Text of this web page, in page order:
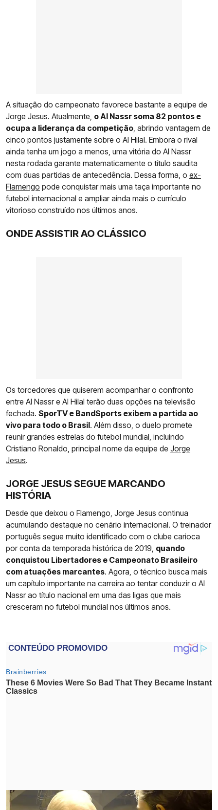
A situação do campeonato favorece bastante a equipe de
Jorge Jesus. Atualmente, o Al Nassr soma 82 pontos e
ocupa a liderança da competição, abrindo vantagem de
cinco pontos justamente sobre o Al Hilal. Embora o rival
ainda tenha um jogo a menos, uma vitória do Al Nassr
nesta rodada garante matematicamente o título saudita
com duas partidas de antecedência. Dessa forma, o ex-
Flamengo pode conquistar mais uma taça importante no
futebol internacional e ampliar ainda mais o currículo
vitorioso construído nos últimos anos.
ONDE ASSISTIR AO CLÁSSICO
Os torcedores que quiserem acompanhar o confronto
entre Al Nassr e Al Hilal terão duas opções na televisão
fechada. SporTV e BandSports exibem a partida ao
vivo para todo o Brasil. Além disso, o duelo promete
reunir grandes estrelas do futebol mundial, incluindo
Cristiano Ronaldo, principal nome da equipe de Jorge
Jesus.
JORGE JESUS SEGUE MARCANDO
HISTÓRIA
Desde que deixou o Flamengo, Jorge Jesus continua
acumulando destaque no cenário internacional. O treinador
português segue muito identificado com o clube carioca
por conta da temporada histórica de 2019, quando
conquistou Libertadores e Campeonato Brasileiro
com atuações marcantes. Agora, o técnico busca mais
um capítulo importante na carreira ao tentar conduzir o Al
Nassr ao título nacional em uma das ligas que mais
cresceram no futebol mundial nos últimos anos.